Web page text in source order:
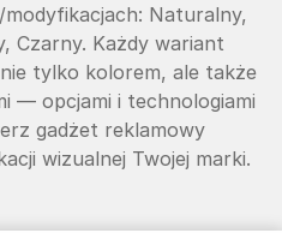
Naturalny,
Czarny. Każdy wariant
tylko kolorem, ale także
— opcjami i technologiami
gadżet reklamowy
wizualnej Twojej marki.